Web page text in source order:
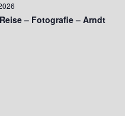
– Fotografie – Arndt